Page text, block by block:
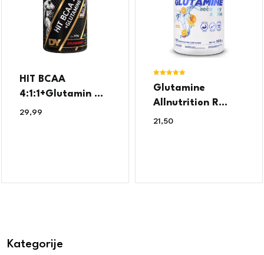
HIT BCAA
4:1:1+Glutamin ...
29,99
5.00
Glutamine
Allnutrition R...
21,50
Kategorije